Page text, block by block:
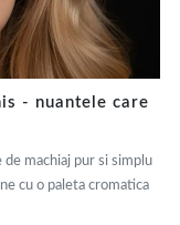
- nuantele care
de machiaj pur si simplu
cu o paleta cromatica